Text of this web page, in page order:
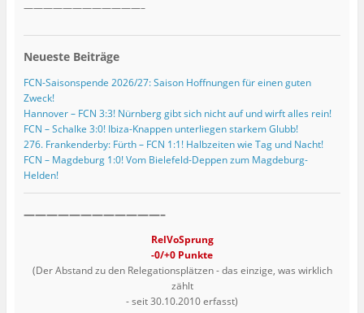
————————————–
Neueste Beiträge
FCN-Saisonspende 2026/27: Saison Hoffnungen für einen guten
Zweck!
Hannover – FCN 3:3! Nürnberg gibt sich nicht auf und wirft alles rein!
FCN – Schalke 3:0! Ibiza-Knappen unterliegen starkem Glubb!
276. Frankenderby: Fürth – FCN 1:1! Halbzeiten wie Tag und Nacht!
FCN – Magdeburg 1:0! Vom Bielefeld-Deppen zum Magdeburg-
Helden!
————————————–
RelVoSprung
-0/+0 Punkte
(Der Abstand zu den Relegationsplätzen - das einzige, was wirklich
zählt
- seit 30.10.2010 erfasst)